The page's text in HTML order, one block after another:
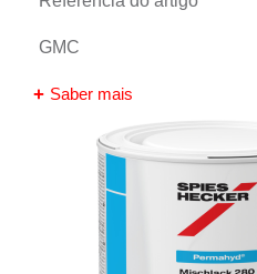
GMC
Saber mais